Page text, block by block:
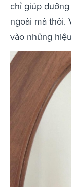
chỉ giúp
ngoài mà thôi.
vào những